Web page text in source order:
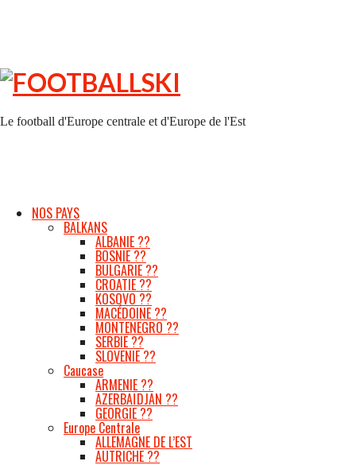
FOOTBALLSKI
Le football d'Europe centrale et d'Europe de l'Est
NOS PAYS
BALKANS
ALBANIE ??
BOSNIE ??
BULGARIE ??
CROATIE ??
KOSOVO ??
MACÉDOINE ??
MONTENEGRO ??
SERBIE ??
SLOVENIE ??
Caucase
ARMENIE ??
AZERBAÏDJAN ??
GEORGIE ??
Europe Centrale
ALLEMAGNE DE L’EST
AUTRICHE ??